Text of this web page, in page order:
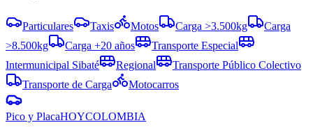
Particulares Taxis Motos Carga >3.500kg
Carga
>8.500kg
Carga +20 años
Transporte Especial
Intermunicipal Sibaté
Regional
Transporte Público Colectivo
Transporte de Carga
Motocarros
Pico y PlacaHOYCOLOMBIA